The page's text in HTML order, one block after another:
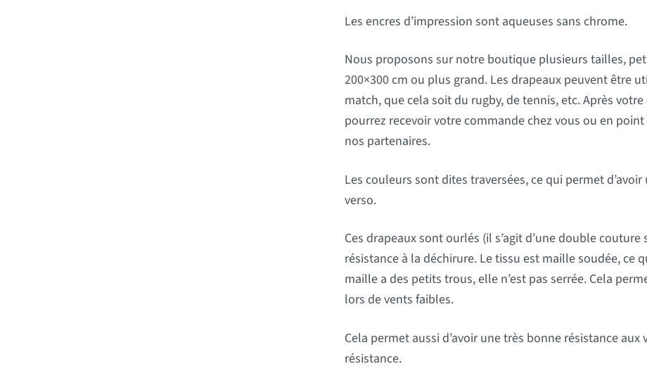
Les encres d’impression sont aqueuses sans chrome.
Nous proposons sur notre boutique plusieurs tailles,
200×300 cm ou plus grand. Les drapeaux peuvent être
match, que cela soit du rugby, de tennis, etc. Après
pourrez recevoir votre commande chez vous ou en
nos partenaires.
Les couleurs sont dites traversées, ce qui permet
verso.
Ces drapeaux sont ourlés (il s’agit d’une double
résistance à la déchirure. Le tissu est maille soudée, ce
maille a des petits trous, elle n’est pas serrée. Cela
lors de vents faibles.
Cela permet aussi d’avoir une très bonne résistance
résistance.